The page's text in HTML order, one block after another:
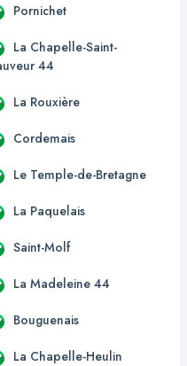
Pornichet
La Chapelle-Saint-
44
La Rouxière
Cordemais
Le Temple-de-Bretagne
La Paquelais
Saint-Molf
La Madeleine 44
Bouguenais
La Chapelle-Heulin